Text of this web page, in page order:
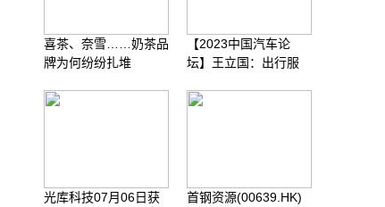
喜茶、奈雪……奶茶品
牌为何纷纷扎堆
【2023中国汽车论
坛】王立国：出行服
光库科技07月06日获
首钢资源(00639.HK)